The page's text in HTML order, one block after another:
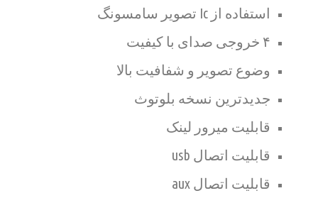
استفاده از Ic تصویر سامسونگ
۴ خروجی صدای با کیفیت
وضوع تصویر و شفافیت بالا
جدیدترین نسخه بلوتوث
قابلیت میرور لینک
قابلیت اتصال usb
قابلیت اتصال aux